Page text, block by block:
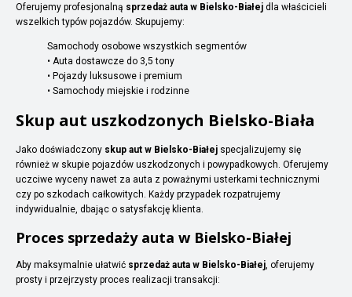
Oferujemy profesjonalną sprzedaż auta w Bielsko-Białej dla właścicieli
wszelkich typów pojazdów. Skupujemy:
Samochody osobowe wszystkich segmentów
• Auta dostawcze do 3,5 tony
• Pojazdy luksusowe i premium
• Samochody miejskie i rodzinne
Skup aut uszkodzonych Bielsko-Biała
Jako doświadczony skup aut w Bielsko-Białej specjalizujemy się
również w skupie pojazdów uszkodzonych i powypadkowych. Oferujemy
uczciwe wyceny nawet za auta z poważnymi usterkami technicznymi
czy po szkodach całkowitych. Każdy przypadek rozpatrujemy
indywidualnie, dbając o satysfakcję klienta.
Proces sprzedaży auta w Bielsko-Białej
Aby maksymalnie ułatwić sprzedaż auta w Bielsko-Białej, oferujemy
prosty i przejrzysty proces realizacji transakcji: